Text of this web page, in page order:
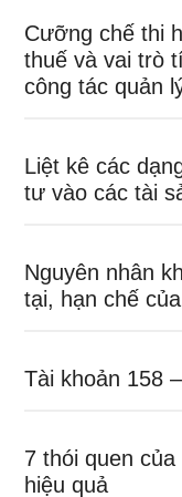
Cưỡng chế thi
thuế và vai trò
công tác quản
Liệt kê các
tư vào các tài
Nguyên nhân
tại, hạn chế
Tài khoản 158
7 thói quen
hiệu quả